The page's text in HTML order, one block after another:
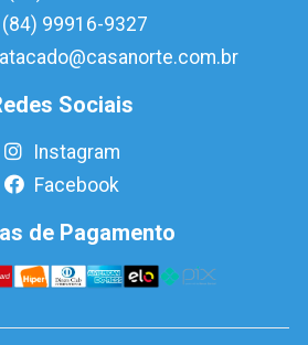
(84) 99916-9327
Sociais
Instagram
Facebook
de Pagamento